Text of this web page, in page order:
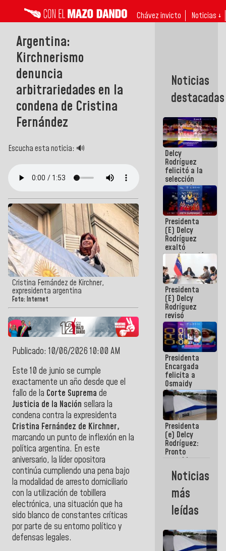
Chávez invicto Noticias ↓
Argentina:
Kirchnerismo
denuncia
arbitrariedades en la
condena de Cristina
Fernández
Escucha esta noticia: 🔊
Cristina Fernández de Kirchner,
expresidenta argentina
Foto: Internet
Publicado: 10/06/2026 10:00 AM
Este 10 de junio se cumple
exactamente un año desde que el
fallo de la Corte Suprema de
Justicia de la Nación sellara la
condena contra la expresidenta
Cristina Fernández de Kirchner,
marcando un punto de inflexión en la
política argentina. En este
aniversario, la líder opositora
continúa cumpliendo una pena bajo
la modalidad de arresto domiciliario
con la utilización de tobillera
electrónica, una situación que ha
sido blanco de constantes críticas
por parte de su entorno político y
defensas legales.
Noticias
destacadas
Delcy
Rodríguez
felicitó a la
selección
nacional
masculina
de voleibol
campeona
de la Copa
Panamericana
Sub-17
Presidenta
(E) Delcy
Rodríguez
exaltó
participación
de
Venezuela
en Juegos
Centroamericanos
y del Caribe
2026
Presidenta
(E) Delcy
Rodríguez
revisó
agenda
económica y
ejecución de
fondos de
emergencia
post-sismos
Presidenta
Encargada
felicita a
Osmaidy
Arias y
Giraly
Marcano por
hacer
historia en
los
Centroamericanos
Presidenta
(e) Delcy
Rodríguez:
Pronto
restableceremos
las
operaciones
Aeropuerto
Internacional
de
Noticias
más
leídas